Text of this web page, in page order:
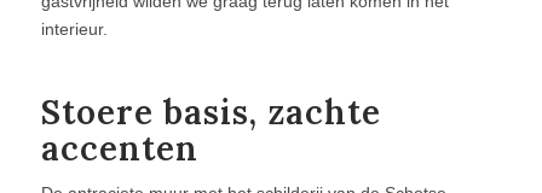
interieur.
Stoere basis, zachte
accenten